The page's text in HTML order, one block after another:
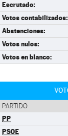
Escrutado:
Votos contabilizados:
Abstenciones:
Votos nulos:
Votos en blanco:
PARTIDO
PP
PSOE